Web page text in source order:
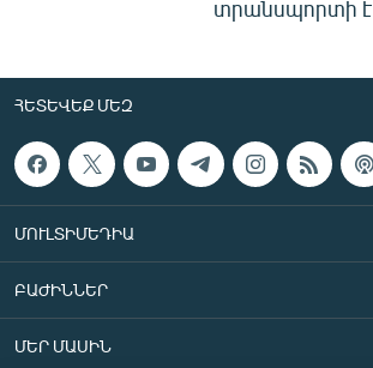
տրանսպորտի է
ՀԵՏԵՎԵՔ ՄԵԶ
ՄՈՒԼՏԻՄԵԴԻԱ
ԲԱԺԻՆՆԵՐ
ՄԵՐ ՄԱՍԻՆ